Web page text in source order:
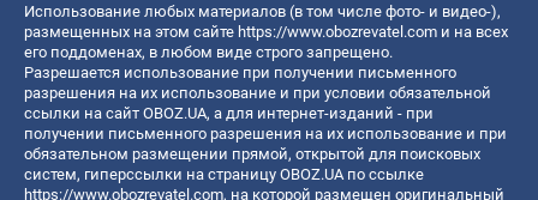
Использование любых материалов (в том числе фото- и видео-),
размещенных на этом сайте https://www.obozrevatel.com и на всех
его поддоменах, в любом виде строго запрещено.
Разрешается использование при получении письменного
разрешения на их использование и при условии обязательной
ссылки на сайт OBOZ.UA, а для интернет-изданий - при
получении письменного разрешения на их использование и при
обязательном размещении прямой, открытой для поисковых
систем, гиперссылки на страницу OBOZ.UA по ссылке
https://www.obozrevatel.com, на которой размещен оригинальный